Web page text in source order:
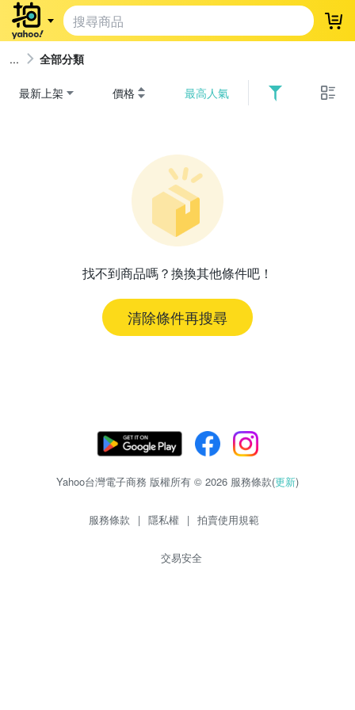
登
全部分類
最新上架 價格 最高人氣
找不到商品嗎？換換其他條件吧！
清除條件再搜尋
Yahoo台灣電子商務 版權所有 © 2026 服務條款(更新)
服務條款 | 隱私權 | 拍賣使用規範
交易安全